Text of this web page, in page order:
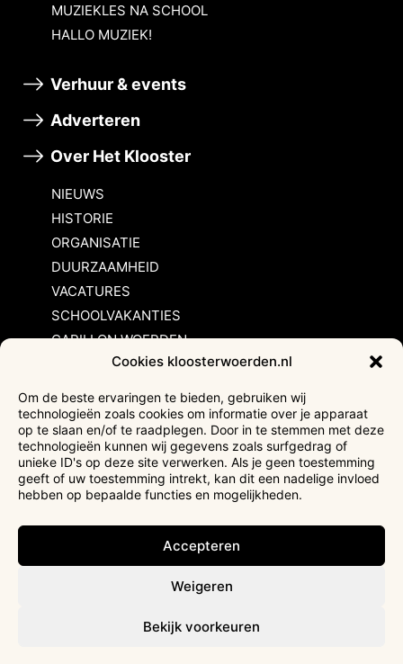
Cookies kloosterwoerden.nl
Om de beste ervaringen te bieden, gebruiken wij
technologieën zoals cookies om informatie over je apparaat
op te slaan en/of te raadplegen. Door in te stemmen met deze
technologieën kunnen wij gegevens zoals surfgedrag of
unieke ID's op deze site verwerken. Als je geen toestemming
geeft of uw toestemming intrekt, kan dit een nadelige invloed
hebben op bepaalde functies en mogelijkheden.
Accepteren
Weigeren
Bekijk voorkeuren
MUZIEKLES NA SCHOOL
HALLO MUZIEK!
Verhuur & events
Adverteren
Over Het Klooster
NIEUWS
HISTORIE
ORGANISATIE
DUURZAAMHEID
VACATURES
SCHOOLVAKANTIES
CARILLON WOERDEN
Inschrijvingsvoorwaarden
Bezoekersvoorwaarden
Huurvoorwaarden
Privacyverklaring
Ticketverkoop